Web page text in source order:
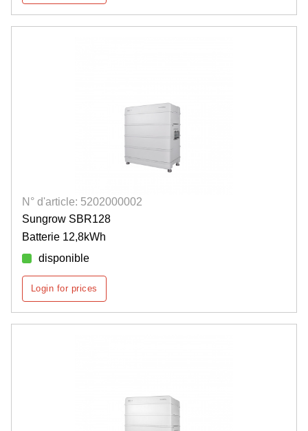
N° d'article: 5202000002
Sungrow SBR128
Batterie 12,8kWh
disponible
Login for prices